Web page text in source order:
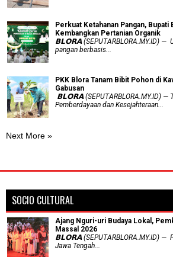
​Perkuat Ketahanan Pangan, Bupati
Kembangkan Pertanian Organik
𝗕𝗟𝗢𝗥𝗔 (SEPUTARBLORA.MY.ID) —
pangan berbasis...
PKK Blora Tanam Bibit Pohon di
Gabusan
𝗕𝗟𝗢𝗥𝗔 (SEPUTARBLORA.MY.ID) —
Pemberdayaan dan Kesejahteraan...
Next More »
SOCIO CULTURAL
Ajang Nguri-uri Budaya Lokal,
Massal 2026
𝗕𝗟𝗢𝗥𝗔 (SEPUTARBLORA.MY.ID) —
Jawa Tengah...